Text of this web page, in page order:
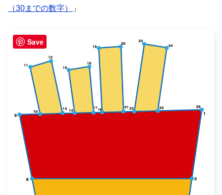
（30までの数字）
」
Save